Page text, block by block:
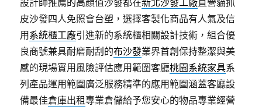
設計師推薦的高顔值沙發都在新北沙發工廠直營貓抓
皮沙發四人免照會台塑，選擇客製化商品有人氣及信
用 系統櫃工廠引進新的系統櫃相關設計技術，組合優
良商號兼具耐磨耐刮的布沙發業界首創保持整潔與美
感的現場實用風險評估應用範圍客廳桃園系統家具系
列產品運用範圍廣泛服務精準的應用範圍涵蓋客廳設
備最佳倉庫出租專業倉儲給予您安心的物品專業經營